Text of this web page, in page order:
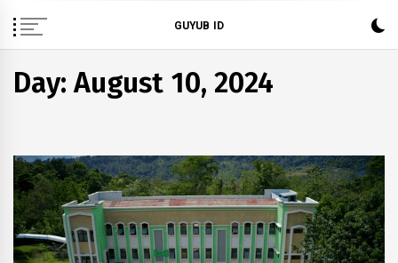
content
GUYUB ID
Day: August 10, 2024